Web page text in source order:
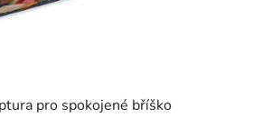
pro spokojené bříško